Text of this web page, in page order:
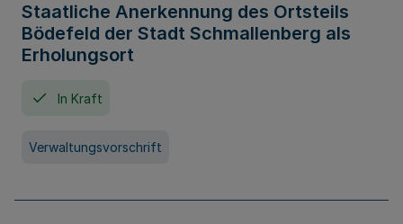
Staatliche Anerkennung des Ortsteils
Bödefeld der Stadt Schmallenberg als
Erholungsort
In Kraft
Verwaltungsvorschrift